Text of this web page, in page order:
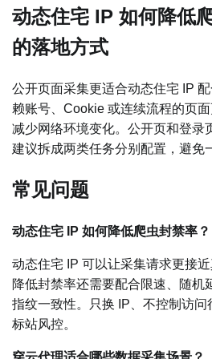
动态住宅 IP 如何降低
的落地方式
公开页面采集更适合动态住宅 IP
赖账号、Cookie 或连续流程的页
减少网络环境变化。公开页和登录
建议拆成两类任务分别配置，避免
常见问题
动态住宅 IP 如何降低爬虫封禁率？
动态住宅 IP 可以让采集请求更接
降低封禁率还需要配合限速、随机
指纹一致性。只换 IP、不控制访问
标站风控。